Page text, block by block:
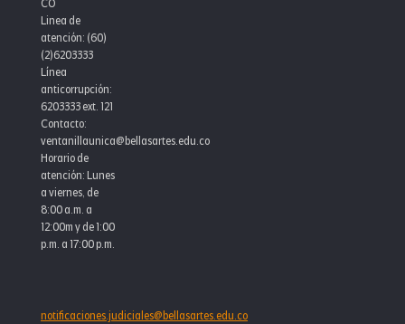
CO
Linea de
atención: (60)
(2)6203333
Línea
anticorrupción:
6203333 ext. 121
Contacto:
ventanillaunica@bellasartes.edu.co
Horario de
atención: Lunes
a viernes, de
8:00 a.m. a
12:00m y de 1:00
p.m. a 17:00 p.m.
notificaciones.judiciales@bellasartes.edu.co